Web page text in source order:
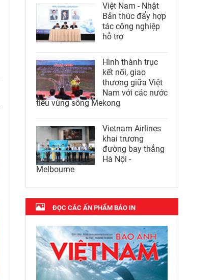
Việt Nam - Nhật
Bản thúc đẩy hợp
tác công nghiệp
hỗ trợ
Hình thành trục
kết nối, giao
thương giữa Việt
Nam với các nước
tiểu vùng sông Mekong
Vietnam Airlines
khai trương
đường bay thẳng
Hà Nội -
Melbourne
ĐỌC CÁC ẤN PHẨM BÁO IN